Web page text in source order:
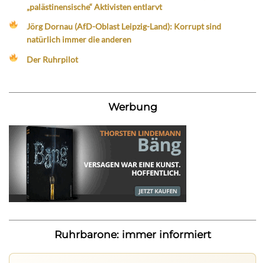
„palästinensische“ Aktivisten entlarvt
Jörg Dornau (AfD-Oblast Leipzig-Land): Korrupt sind
natürlich immer die anderen
Der Ruhrpilot
Werbung
Ruhrbarone: immer informiert